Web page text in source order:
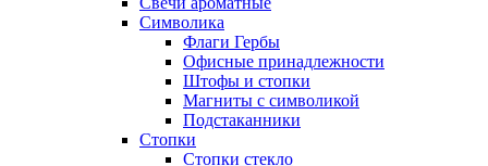
Символика
Флаги Гербы
Офисные принадлежности
Штофы и стопки
Магниты с символикой
Подстаканники
Стопки
Стопки стекло